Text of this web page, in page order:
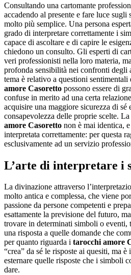
Consultando una cartomante
accadendo al presente e fare luce
molto più semplice. Una persona
grado di interpretare correttamente i
capace di ascoltare e di capire le
chiedono un consulto. Gli esperti di
veri professionisti nella loro materia,
profonda sensibilità nei confronti degli
tema è relativo a questioni sentimentali
amore Casoretto possono essere di
confuse in merito ad una certa
acquisire una maggiore sicurezza di sé
consapevolezza delle proprie scelte.
amore Casoretto non è mai identica,
interpretata correttamente: per questa
esclusivamente ad un servizio
L’arte di interpretare i
La divinazione attraverso
molto antica e complessa, che viene
passione da persone competenti e
esattamente la previsione del futuro,
trovare in determinati simboli o eventi,
una risposta a quelle domande che
per quanto riguarda i tarocchi amore
“crea” da sé le risposte ai quesiti, ma
esternare quelle risposte che i simboli
dare.